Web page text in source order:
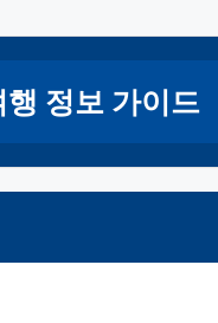
정보 가이드